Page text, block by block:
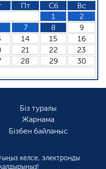
Пт Сб
Вс
1
2
7 8
9
14 15
16
21 22
23
28 29
30
Біз туралы
Жарнама
Бізбен байланыс
келсе, электронды